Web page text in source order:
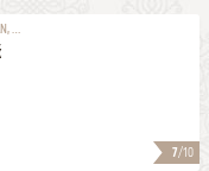
7/10
...